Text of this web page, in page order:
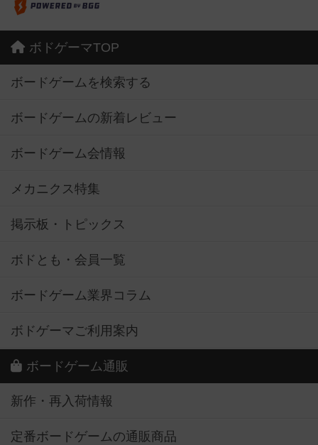
ボドゲーマTOP
ボードゲームを検索する
ボードゲームの新着レビュー
ボードゲーム会情報
メカニクス特集
掲示板・トピックス
ボドとも・会員一覧
ボードゲーム業界コラム
ボドゲーマご利用案内
ボードゲーム通販
新作・再入荷情報
定番ボードゲームの通販商品